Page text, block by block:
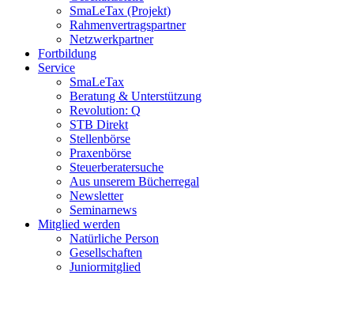
SmaLeTax (Projekt)
Rahmenvertragspartner
Netzwerkpartner
Fortbildung
Service
SmaLeTax
Beratung & Unterstützung
Revolution: Q
STB Direkt
Stellenbörse
Praxenbörse
Steuerberatersuche
Aus unserem Bücherregal
Newsletter
Seminarnews
Mitglied werden
Natürliche Person
Gesellschaften
Juniormitglied